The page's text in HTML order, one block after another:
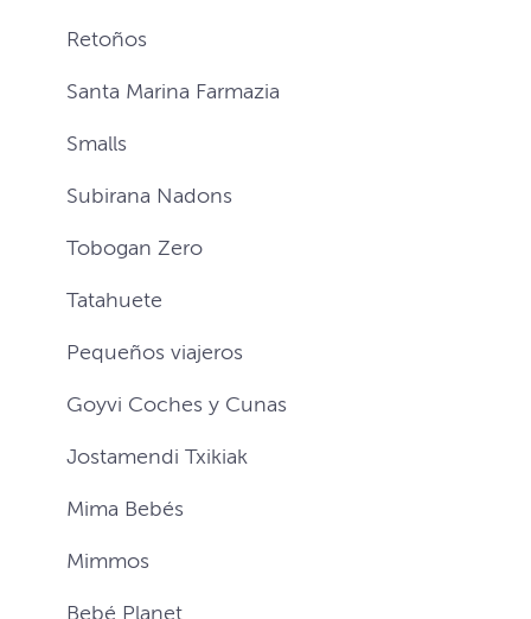
Retoños
Santa Marina Farmazia
Smalls
Subirana Nadons
Tobogan Zero
Tatahuete
Pequeños viajeros
Goyvi Coches y Cunas
Jostamendi Txikiak
Mima Bebés
Mimmos
Bebé Planet